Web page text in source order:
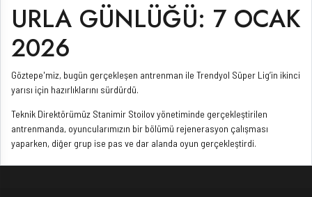
URLA GÜNLÜĞÜ: 7 OCAK
2026
Göztepe'miz, bugün gerçekleşen antrenman ile Trendyol Süper Lig’in ikinci
yarısı için hazırlıklarını sürdürdü.
Teknik Direktörümüz Stanimir Stoilov yönetiminde gerçekleştirilen
antrenmanda, oyuncularımızın bir bölümü rejenerasyon çalışması
yaparken, diğer grup ise pas ve dar alanda oyun gerçekleştirdi.